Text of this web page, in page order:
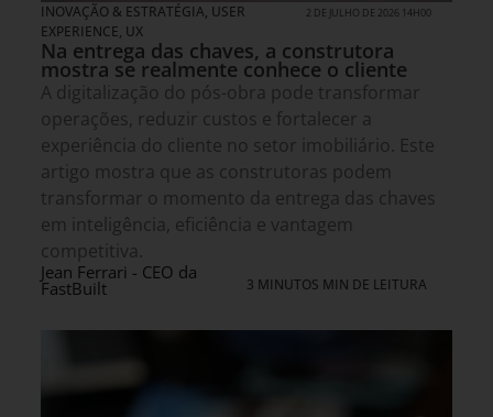
INOVAÇÃO & ESTRATÉGIA, USER
EXPERIENCE, UX
2 DE JULHO DE 2026 14H00
Na entrega das chaves, a construtora
mostra se realmente conhece o cliente
A digitalização do pós-obra pode transformar
operações, reduzir custos e fortalecer a
experiência do cliente no setor imobiliário. Este
artigo mostra que as construtoras podem
transformar o momento da entrega das chaves
em inteligência, eficiência e vantagem
competitiva.
Jean Ferrari - CEO da
FastBuilt 3 MINUTOS MIN DE LEITURA